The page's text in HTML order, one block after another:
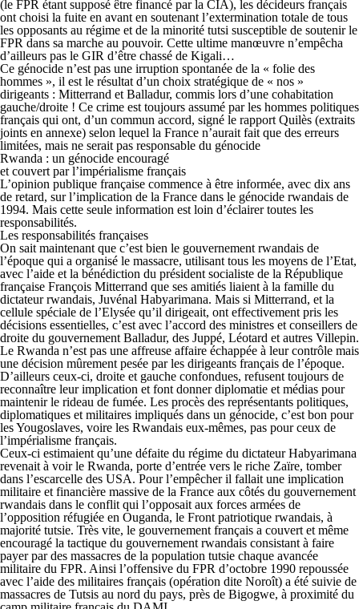
(le FPR étant supposé être financé par la CIA), les décideurs français
ont choisi la fuite en avant en soutenant l’extermination totale de tous
les opposants au régime et de la minorité tutsi susceptible de soutenir le
FPR dans sa marche au pouvoir. Cette ultime manœuvre n’empêcha
d’ailleurs pas le GIR d’être chassé de Kigali…
Ce génocide n’est pas une irruption spontanée de la « folie des
hommes », il est le résultat d’un choix stratégique de « nos »
dirigeants : Mitterrand et Balladur, commis lors d’une cohabitation
gauche/droite ! Ce crime est toujours assumé par les hommes politiques
français qui ont, d’un commun accord, signé le rapport Quilès (extraits
joints en annexe) selon lequel la France n’aurait fait que des erreurs
limitées, mais ne serait pas responsable du génocide
Rwanda : un génocide encouragé
et couvert par l’impérialisme français
L’opinion publique française commence à être informée, avec dix ans
de retard, sur l’implication de la France dans le génocide rwandais de
1994. Mais cette seule information est loin d’éclairer toutes les
responsabilités.
Les responsabilités françaises
On sait maintenant que c’est bien le gouvernement rwandais de
l’époque qui a organisé le massacre, utilisant tous les moyens de l’Etat,
avec l’aide et la bénédiction du président socialiste de la République
française François Mitterrand que ses amitiés liaient à la famille du
dictateur rwandais, Juvénal Habyarimana. Mais si Mitterrand, et la
cellule spéciale de l’Elysée qu’il dirigeait, ont effectivement pris les
décisions essentielles, c’est avec l’accord des ministres et conseillers de
droite du gouvernement Balladur, des Juppé, Léotard et autres Villepin.
Le Rwanda n’est pas une affreuse affaire échappée à leur contrôle mais
une décision mûrement pesée par les dirigeants français de l’époque.
D’ailleurs ceux-ci, droite et gauche confondues, refusent toujours de
reconnaître leur implication et font donner diplomatie et médias pour
maintenir le rideau de fumée. Les procès des représentants politiques,
diplomatiques et militaires impliqués dans un génocide, c’est bon pour
les Yougoslaves, voire les Rwandais eux-mêmes, pas pour ceux de
l’impérialisme français.
Ceux-ci estimaient qu’une défaite du régime du dictateur Habyarimana
revenait à voir le Rwanda, porte d’entrée vers le riche Zaïre, tomber
dans l’escarcelle des USA. Pour l’empêcher il fallait une implication
militaire et financière massive de la France aux côtés du gouvernement
rwandais dans le conflit qui l’opposait aux forces armées de
l’opposition réfugiée en Ouganda, le Front patriotique rwandais, à
majorité tutsie. Très vite, le gouvernement français a couvert et même
encouragé la tactique du gouvernement rwandais consistant à faire
payer par des massacres de la population tutsie chaque avancée
militaire du FPR. Ainsi l’offensive du FPR d’octobre 1990 repoussée
avec l’aide des militaires français (opération dite Noroît) a été suivie de
massacres de Tutsis au nord du pays, près de Bigogwe, à proximité du